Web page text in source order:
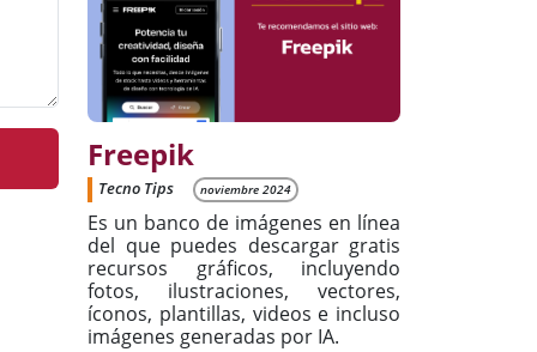
Freepik
Tecno Tips noviembre 2024
Es un banco de imágenes en línea
del que puedes descargar gratis
recursos gráficos, incluyendo
fotos, ilustraciones, vectores,
íconos, plantillas, videos e incluso
imágenes generadas por IA.